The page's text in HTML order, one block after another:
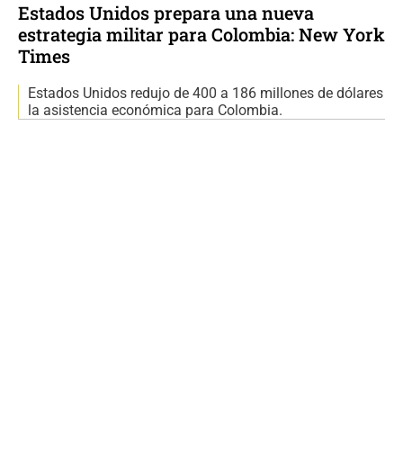
Estados Unidos prepara una nueva
estrategia militar para Colombia: New York
Times
Estados Unidos redujo de 400 a 186 millones de dólares
la asistencia económica para Colombia.